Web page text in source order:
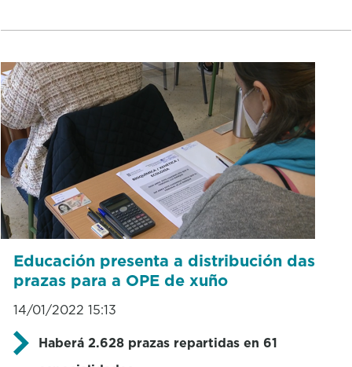
Educación presenta a distribución das
prazas para a OPE de xuño
14/01/2022 15:13
Haberá 2.628 prazas repartidas en 61